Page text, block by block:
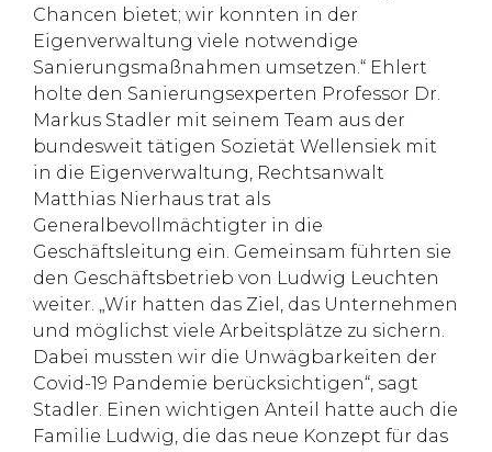
Chancen bietet; wir konnten in der
Eigenverwaltung viele notwendige
Sanierungsmaßnahmen umsetzen.“ Ehlert
holte den Sanierungsexperten Professor Dr.
Markus Stadler mit seinem Team aus der
bundesweit tätigen Sozietät Wellensiek mit
in die Eigenverwaltung, Rechtsanwalt
Matthias Nierhaus trat als
Generalbevollmächtigter in die
Geschäftsleitung ein. Gemeinsam führten sie
den Geschäftsbetrieb von Ludwig Leuchten
weiter. „Wir hatten das Ziel, das Unternehmen
und möglichst viele Arbeitsplätze zu sichern.
Dabei mussten wir die Unwägbarkeiten der
Covid-19 Pandemie berücksichtigen“, sagt
Stadler. Einen wichtigen Anteil hatte auch die
Familie Ludwig, die das neue Konzept für das